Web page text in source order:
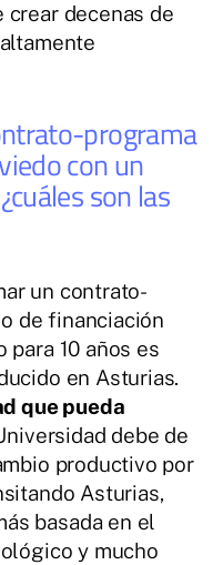
crear decenas de
programa
con un
son las
un contrato-
de financiación
para 10 años es
en Asturias.
que pueda
debe de
productivo por
Asturias,
basada en el
y mucho